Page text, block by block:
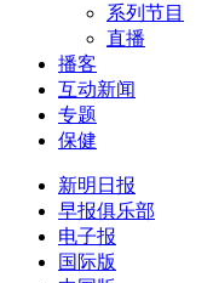
系列节目
直播
播客
互动新闻
专题
保健
新明日报
早报俱乐部
电子报
国际版